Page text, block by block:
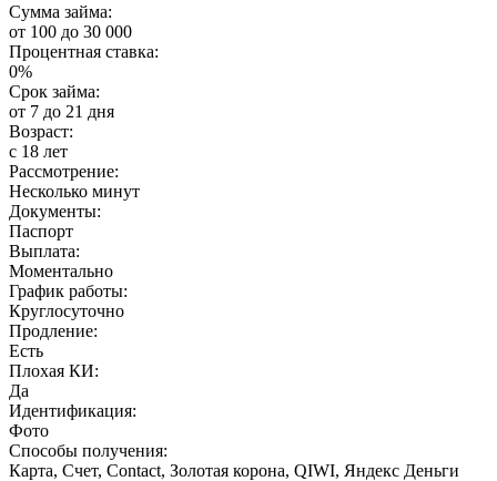
Сумма займа:
от 100 до 30 000
Процентная ставка:
0%
Срок займа:
от 7 до 21 дня
Возраст:
с 18 лет
Рассмотрение:
Несколько минут
Документы:
Паспорт
Выплата:
Моментально
График работы:
Круглосуточно
Продление:
Есть
Плохая КИ:
Да
Идентификация:
Фото
Способы получения:
Карта, Счет, Contact, Золотая корона, QIWI, Яндекс Деньги